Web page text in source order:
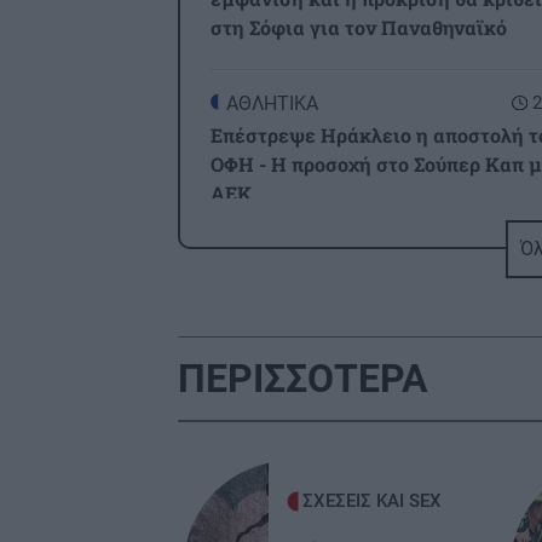
στη Σόφια για τον Παναθηναϊκό
ΑΘΛΗΤΙΚΑ
Επέστρεψε Ηράκλειο η αποστολή
ΟΦΗ - Η προσοχή στο Σούπερ Καπ
ΑΕΚ
πρωταγωνιστήσει ποτέ ξανά σε
Συνάντηση του Περιφερειάρχη
με τον Πρύτανη του
Κρήτης και τον Πρόεδρο του ΙΤΕ
ΠΕΡΙΣΣΟΤΕΡΑ
ΣΧΕΣΕΙΣ ΚΑΙ SEX